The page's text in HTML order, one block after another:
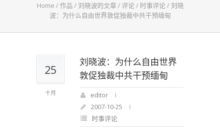
Home /作品 /刘晓波的文章/评论/ 时事评论/刘晓
波：为什么自由世界敦促独裁中共干预缅甸
25
十月
刘晓波：为什么自由世界
敦促独裁中共干预缅甸
editor
2007-10-25
时事评论